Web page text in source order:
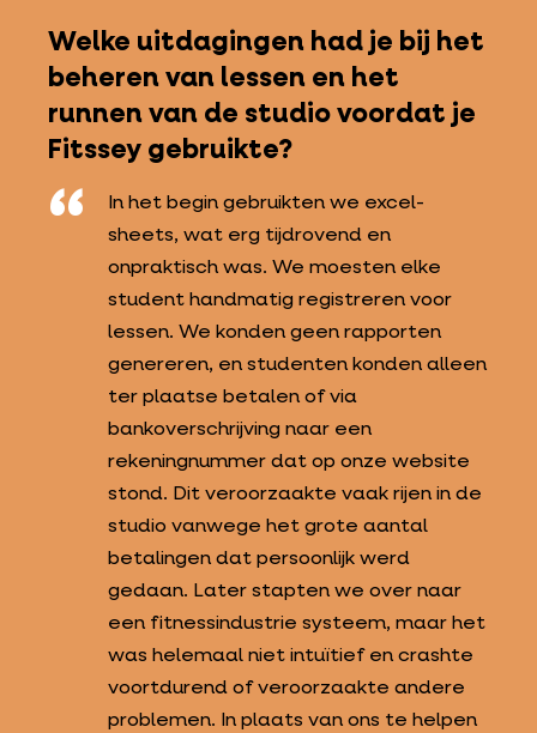
Welke uitdagingen had je bij het
beheren van lessen en het
runnen van de studio voordat je
Fitssey gebruikte?
In het begin gebruikten we excel-
sheets, wat erg tijdrovend en
onpraktisch was. We moesten elke
student handmatig registreren voor
lessen. We konden geen rapporten
genereren, en studenten konden alleen
ter plaatse betalen of via
bankoverschrijving naar een
rekeningnummer dat op onze website
stond. Dit veroorzaakte vaak rijen in de
studio vanwege het grote aantal
betalingen dat persoonlijk werd
gedaan. Later stapten we over naar
een fitnessindustrie systeem, maar het
was helemaal niet intuïtief en crashte
voortdurend of veroorzaakte andere
problemen. In plaats van ons te helpen